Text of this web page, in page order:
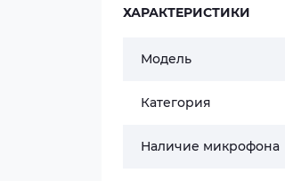
ХАРАКТЕРИСТИКИ
Модель
Категория
Наличие микрофона